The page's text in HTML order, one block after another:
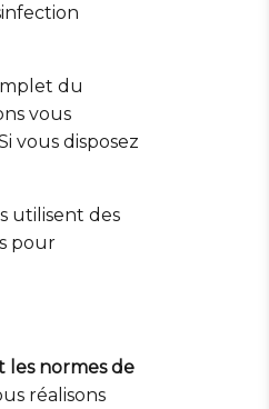
du
vous
vous disposez
utilisent des
pour
les normes de
réalisons